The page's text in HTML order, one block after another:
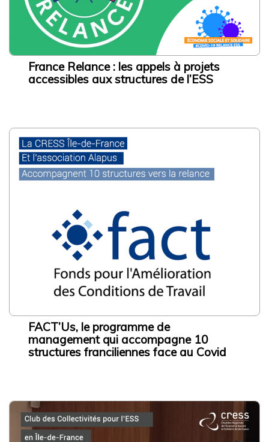
France Relance : les appels à projets
accessibles aux structures de l’ESS
FACT’Us, le programme de
management qui accompagne 10
structures franciliennes face au Covid
93100 Montreuil
contact@cressidf.org
Rechercher un article, un événement, un document, ...
Search
for: